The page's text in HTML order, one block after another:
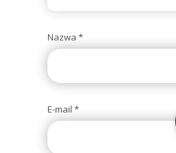
Nazwa *
E-mail *